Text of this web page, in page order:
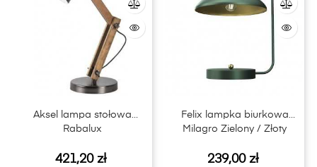
Aksel lampa stołowa
Rabalux
Cena
421,20 zł
Felix lampka biurkowa
Milagro Zielony / Złoty
Cena
239,00 zł